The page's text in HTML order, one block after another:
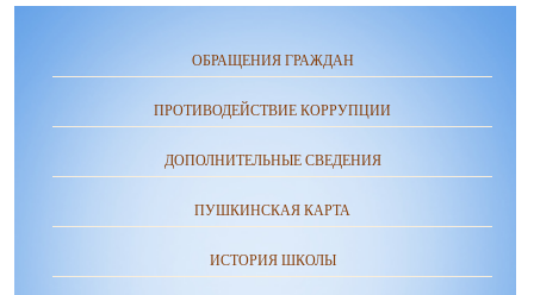
ОБРАЩЕНИЯ ГРАЖДАН
ПРОТИВОДЕЙСТВИЕ КОРРУПЦИИ
ДОПОЛНИТЕЛЬНЫЕ СВЕДЕНИЯ
ПУШКИНСКАЯ КАРТА
ИСТОРИЯ ШКОЛЫ